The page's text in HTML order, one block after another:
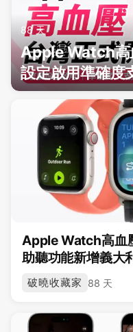
88 天
Apple Watch高
設定啟用準確度
Apple Watch高血
助聽功能新增義大
破曉收藏家 88 天